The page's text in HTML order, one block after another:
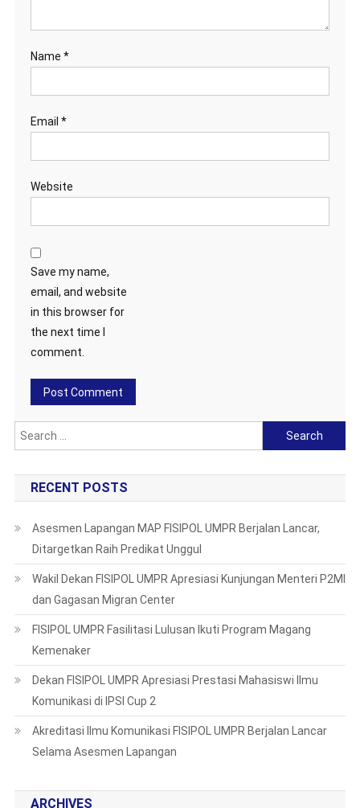
Name *
Email *
Website
Save my name,
email, and website
in this browser for
the next time I
comment.
Search
for:
RECENT POSTS
Asesmen Lapangan MAP FISIPOL UMPR Berjalan Lancar,
Ditargetkan Raih Predikat Unggul
Wakil Dekan FISIPOL UMPR Apresiasi Kunjungan Menteri P2MI
dan Gagasan Migran Center
FISIPOL UMPR Fasilitasi Lulusan Ikuti Program Magang
Kemenaker
Dekan FISIPOL UMPR Apresiasi Prestasi Mahasiswi Ilmu
Komunikasi di IPSI Cup 2
Akreditasi Ilmu Komunikasi FISIPOL UMPR Berjalan Lancar
Selama Asesmen Lapangan
ARCHIVES